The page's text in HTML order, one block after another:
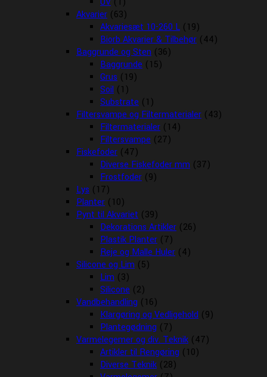
Akvarier (63)
Akvariesæt 10-260 L (19)
Biorb Akvarier & Tilbehør (44)
Baggrunde og Sten (36)
Baggrunde (15)
Grus (19)
Soil (1)
Substrate (1)
Filtersvampe og Filtermaterialer (43)
Filtermaterialer (14)
Filtersvampe (27)
Fiskefoder (47)
Diverse Fiskefoder mm (37)
Frostfoder (9)
Lys (17)
Planter (10)
Pynt til Akvariet (39)
Dekorations Artikler (26)
Plastik Planter (7)
Reje og Malle Huler (4)
Silicone og Lim (5)
Lim (3)
Silicone (2)
Vandbehandling (16)
Klargøring og Vedligehold (9)
Plantegødning (7)
Varmelegemer og div. Teknik (47)
Artikler til Rengøring (10)
Diverse Teknik (28)